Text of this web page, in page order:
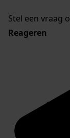
Stel een vraag
Reageren